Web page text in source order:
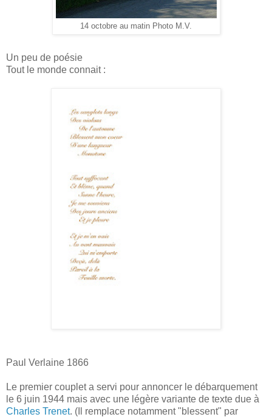
14 octobre au matin Photo M.V.
Un peu de poésie
Tout le monde connait :
Paul Verlaine 1866
Le premier couplet a servi pour annoncer le débarquement
le 6 juin 1944 mais avec une légère variante de texte due à
Charles Trenet. (Il remplace notamment "blessent" par